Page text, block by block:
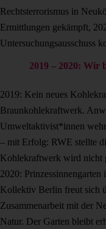
Rechtsterrorismus in
Ermittlungen gekämpft,
Untersuchungsausschuss
2019 – 2020: Wir
2019: Kein neues
Braunkohlekraftwerk.
Umweltaktivist*innen
– mit Erfolg: RWE stellte
Kohlekraftwerk wird nicht
2020: Prinzessinnengarten
Kollektiv Berlin freut sich
Zusammenarbeit mit der
Natur. Der Garten bleibt